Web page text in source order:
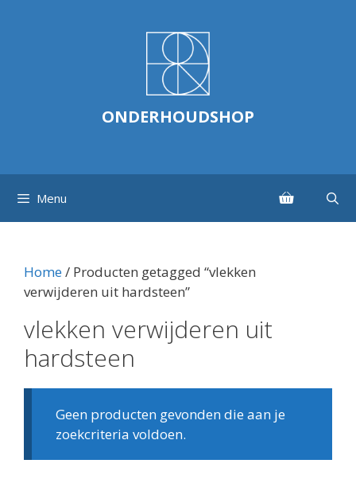
ONDERHOUDSHOP
Menu
Home/ Producten getagged “vlekken
verwijderen uit hardsteen”
vlekken verwijderen uit
hardsteen
Geen producten gevonden die aan je
zoekcriteria voldoen.